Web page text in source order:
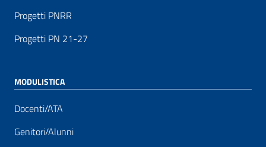
Progetti PNRR
Progetti PN 21-27
MODULISTICA
Docenti/ATA
Genitori/Alunni